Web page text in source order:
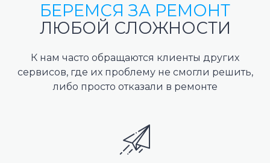
БЕРЕМСЯ ЗА РЕМОНТ
ЛЮБОЙ СЛОЖНОСТИ
К нам часто обращаются клиенты других
сервисов, где их проблему не смогли решить,
либо просто отказали в ремонте